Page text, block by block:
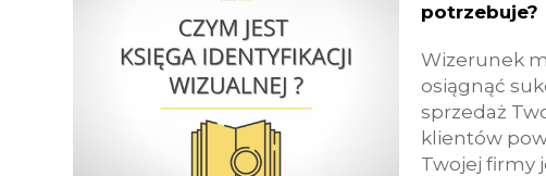
potrzebuje?
Wizerunek
osiągnąć
sprzedaż
klientów
Twojej firmy